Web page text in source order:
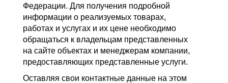
Федерации. Для получения подробной
информации о реализуемых товарах,
работах и услугах и их цене необходимо
обращаться к владельцам представленных
на сайте объектах и менеджерам компании,
предоставляющих представленные услуги.
Оставляя свои контактные данные на этом